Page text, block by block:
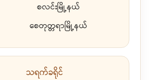
စလင်းမြို့နယ်
စေတုတ္တရာမြို့နယ်
သရက်ခရိုင်